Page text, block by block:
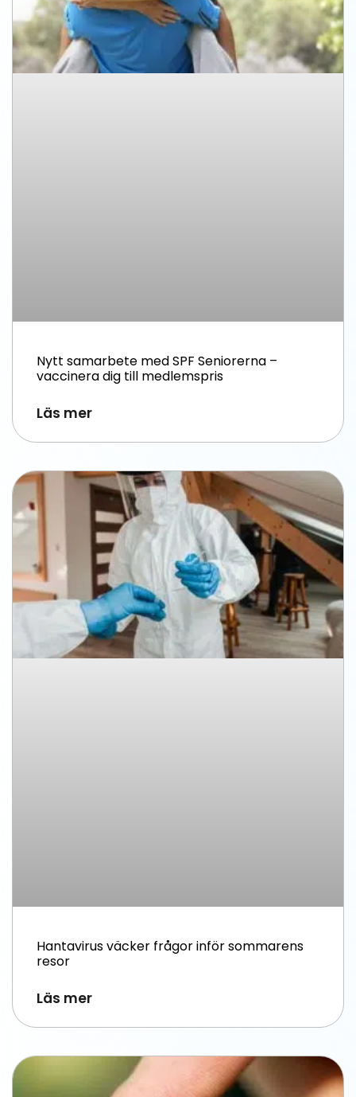
Nytt samarbete med SPF Seniorerna –
vaccinera dig till medlemspris
Läs mer
Hantavirus väcker frågor inför sommarens
resor
Läs mer